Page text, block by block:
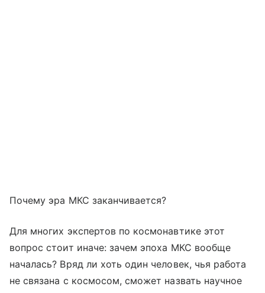
Почему эра МКС заканчивается?
Для многих экспертов по космонавтике этот
вопрос стоит иначе: зачем эпоха МКС вообще
началась? Вряд ли хоть один человек, чья работа
не связана с космосом, сможет назвать научное